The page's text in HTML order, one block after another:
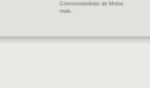
Concessionárias de Motos
mais..